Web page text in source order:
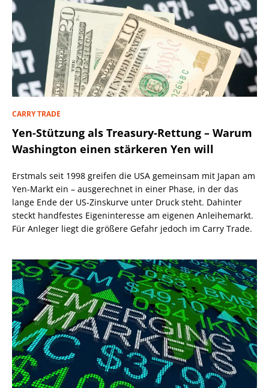
CARRY TRADE
Yen-Stützung als Treasury-Rettung – Warum
Washington einen stärkeren Yen will
Erstmals seit 1998 greifen die USA gemeinsam mit Japan am
Yen-Markt ein – ausgerechnet in einer Phase, in der das
lange Ende der US-Zinskurve unter Druck steht. Dahinter
steckt handfestes Eigeninteresse am eigenen Anleihemarkt.
Für Anleger liegt die größere Gefahr jedoch im Carry Trade.